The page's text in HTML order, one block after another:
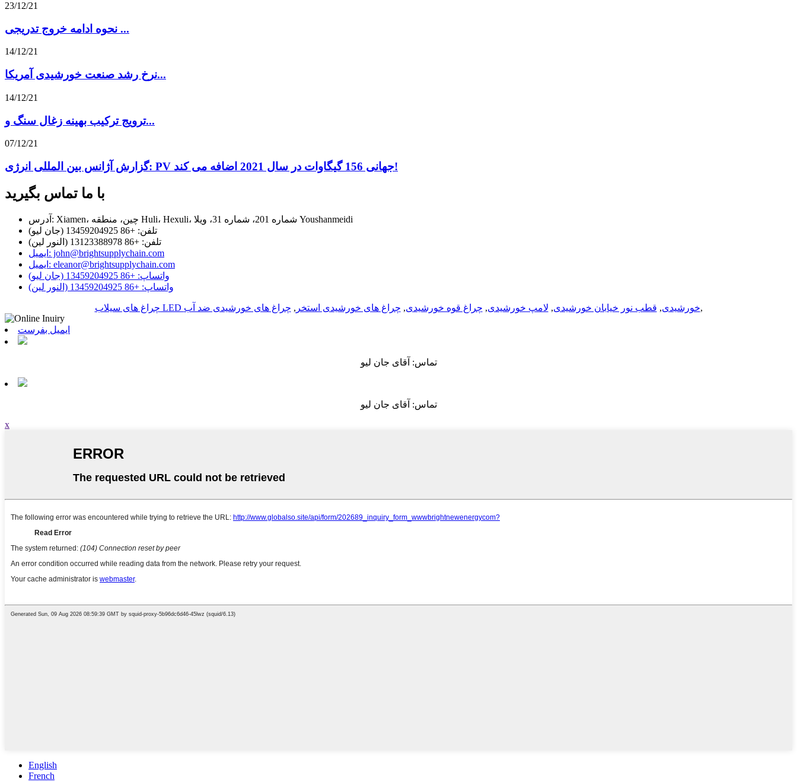
23/12/21
نحوه ادامه خروج تدریجی ...
14/12/21
نرخ رشد صنعت خورشیدی آمریکا...
14/12/21
ترویج ترکیب بهینه زغال سنگ و...
07/12/21
گزارش آژانس بین المللی انرژی: PV جهانی 156 گیگاوات در سال 2021 اضافه می کند!
با ما تماس بگیرید
آدرس: Xiamen، چین، منطقه Huli، Hexuli، شماره 201، شماره 31، ویلا Youshanmeidi
تلفن: +86 13459204925 (جان لیو)
تلفن: +86 13123388978 (النور لین)
ایمیل: john@brightsupplychain.com
ایمیل: eleanor@brightsupplychain.com
واتساپ: +86 13459204925 (جان لیو)
واتساپ: +86 13459204925 (النور لین)
چراغ های سیلاب LED خورشیدی, قطب نور خیابان خورشیدی, لامپ خورشیدی, چراغ قوه خورشیدی, چراغ های خورشیدی استخر , چراغ های خورشیدی ضد آب ,
ایمیل بفرست
تماس: آقای جان لیو
تماس: آقای جان لیو
x
English
French